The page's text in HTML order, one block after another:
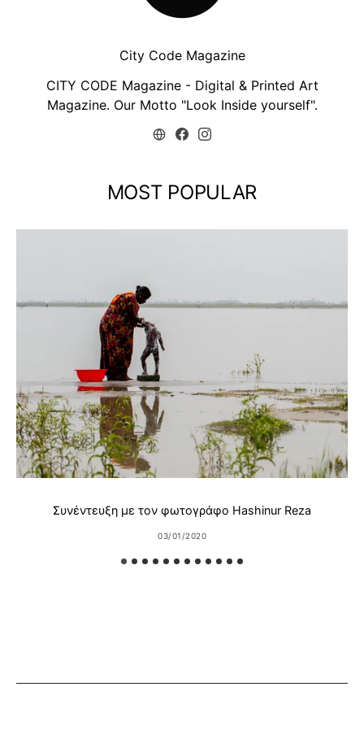
City Code Magazine
CITY CODE Magazine - Digital & Printed Art
Magazine. Our Motto "Look Inside yourself".
MOST POPULAR
Συνέντευξη με τον φωτογράφο Hashinur Reza
03/01/2020